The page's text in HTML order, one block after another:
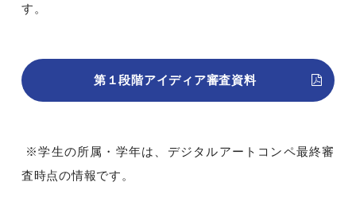
す。
第１段階アイディア審査資料
※学生の所属・学年は、デジタルアートコンペ最終審
査時点の情報です。